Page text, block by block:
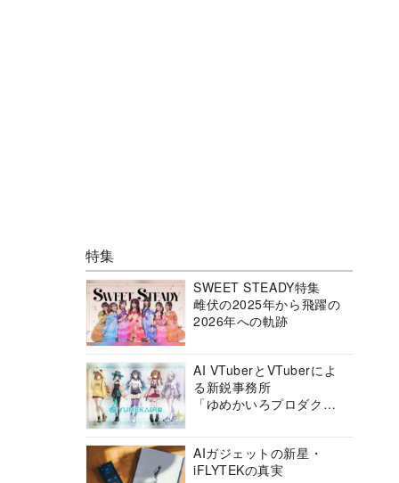
特集
SWEET STEADY特集
雌伏の2025年から飛躍の
2026年への軌跡
AI VTuberとVTuberによ
る新鋭事務所
「ゆめかいろプロダクシ
AIガジェットの新星・
iFLYTEKの真実